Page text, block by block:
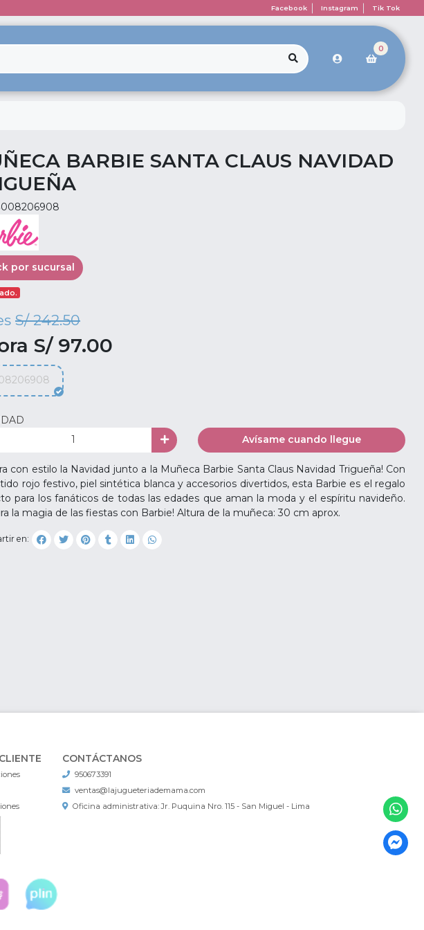
Facebook Instagram Tik Tok
0
BARBIE SANTA CLAUS NAVIDAD
por sucursal
S/ 242.50
S/ 97.00
Avísame cuando llegue
con estilo la Navidad junto a la Muñeca Barbie Santa Claus Navidad Trigueña! Con
rojo festivo, piel sintética blanca y accesorios divertidos, esta Barbie es el regalo
para los fanáticos de todas las edades que aman la moda y el espíritu navideño.
la magia de las fiestas con Barbie! Altura de la muñeca: 30 cm aprox.
en:
CONTÁCTANOS
950673391
ventas@lajugueteriademama.com
Oficina administrativa: Jr. Puquina Nro. 115 - San Miguel - Lima